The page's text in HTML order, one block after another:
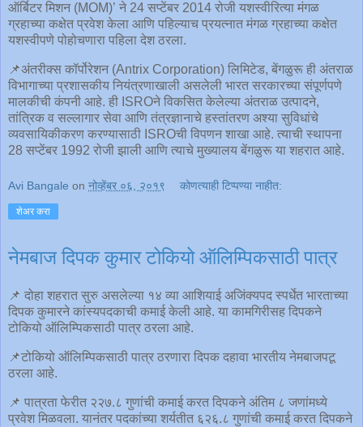
ऑर्बिटर मिशन (MOM)’ ने 24 सप्टेंबर 2014 रोजी यशस्वीरित्या मंगळ
ग्रहाच्या कक्षेत प्रवेश केला आणि पहिल्याच प्रयत्नात मंगळ ग्रहाच्या कक्षेत
यशस्वीपणे पोहोचणारा पहिला देश ठरला.
📌अंतरीक्स कॉर्पोरेशन (Antrix Corporation) लिमिटेड, बेंगळुरू ही अंतराळ
विभागाच्या प्रशासकीय नियंत्रणाखाली असलेली भारत सरकारच्या संपूर्णपणे
मालकीची कंपनी आहे. ही ISROने विकसित केलेल्या अंतराळ उत्पादने,
तांत्रिक व सल्लागार सेवा आणि तंत्रज्ञानाचे हस्तांतरण अश्या सुविधांचे
व्यवसायिकीकरण करण्यासाठी ISROची विपणन शाखा आहे. त्याची स्थापना
28 सप्टेंबर 1992 रोजी झाली आणि त्याचे मुख्यालय बेंगळुरू या शहरात आहे.
Avi Bangale on नोव्हेंबर ०६, २०१९ कोणत्याही टिप्पण्‍या नाहीत:
शेअर करा
नेमबाज दिपक कुमार टोकियो ऑलिम्पिकसाठी पात्र
📌 दोहा शहरात सुरु असलेल्या १४ व्या आशियाई अजिंक्यपद स्पर्धेत भारताच्या
दिपक कुमारने कांस्यपदकाची कमाई केली आहे. या कामगिरीसह दिपकने
टोकियो ऑलिम्पिकसाठी पात्र ठरला आहे.
📌टोकियो ऑलिम्पिकसाठी पात्र ठरणारा दिपक दहावा भारतीय नेमबाजपटू
ठरला आहे.
📌 पात्रता फेरीत २२७.८ गुणांची कमाई करत दिपकने अंतिम ८ जणांमध्ये
प्रवेश मिळवला. यानंतर पदकांच्या शर्यतीत ६२६.८ गुणांची कमाई करत दिपकने